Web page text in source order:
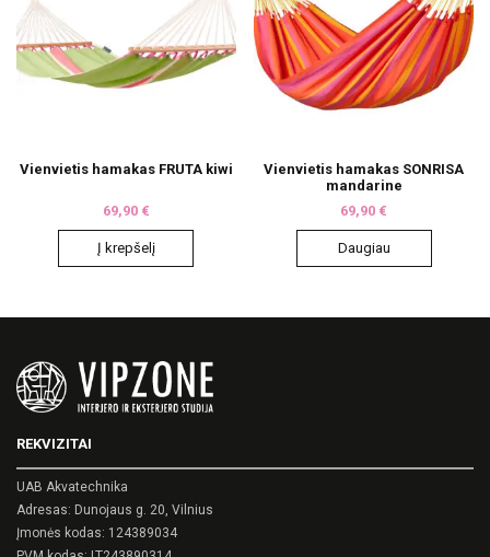
Vienvietis hamakas FRUTA kiwi
69,90 €
Į krepšelį
Vienvietis hamakas SONRISA
mandarine
69,90 €
Daugiau
REKVIZITAI
UAB Akvatechnika
Adresas: Dunojaus g. 20, Vilnius
Įmonės kodas: 124389034